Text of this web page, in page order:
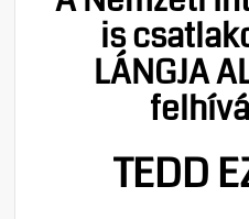
is
LÁNGJA
TEDD